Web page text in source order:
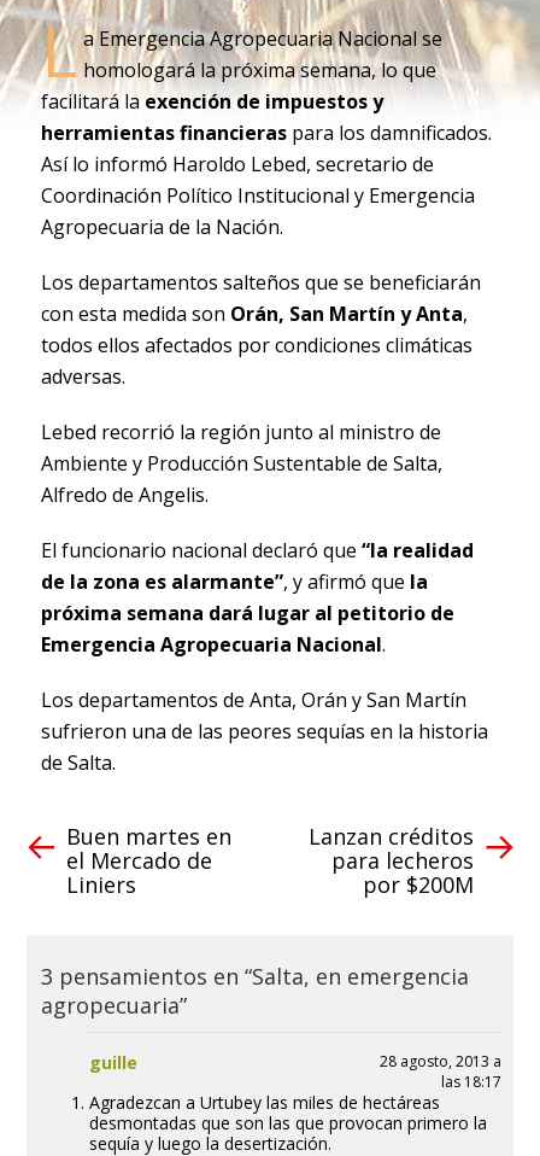
L a Emergencia Agropecuaria Nacional se
homologará la próxima semana, lo que
facilitará la exención de impuestos y
herramientas financieraspara los damnificados.
Así lo informó Haroldo Lebed, secretario de
Coordinación Político Institucional y Emergencia
Agropecuaria de la Nación.
Los departamentos salteños que se beneficiarán
con esta medida son Orán, San Martín y Anta,
todos ellos afectados por condiciones climáticas
adversas.
Lebed recorrió la región junto al ministro de
Ambiente y Producción Sustentable de Salta,
Alfredo de Angelis.
El funcionario nacional declaró que “la realidad
de la zona es alarmante”, y afirmó que la
próxima semana dará lugar al petitorio de
Emergencia Agropecuaria Nacional.
Los departamentos de Anta, Orán y San Martín
sufrieron una de las peores sequías en la historia
de Salta.
Buen martes en
el Mercado de
Liniers
Lanzan créditos
para lecheros
por $200M
3 pensamientos en “Salta, en emergencia
agropecuaria”
guille
28 agosto, 2013 a
las 18:17
Agradezcan a Urtubey las miles de hectáreas
desmontadas que son las que provocan primero la
sequía y luego la desertización.